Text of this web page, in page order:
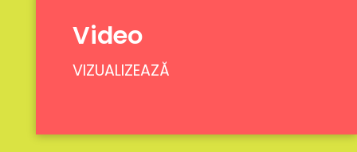
Video
VIZUALIZEAZĂ